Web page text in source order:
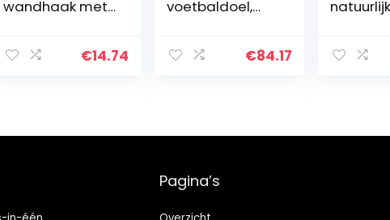
wandhaak met
hangmatten
€14.74
voetbaldoel,
geniet van het
€84.17
Pagina’s